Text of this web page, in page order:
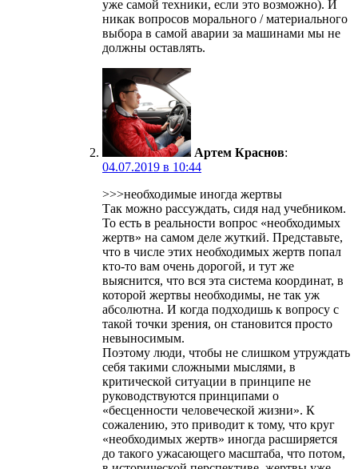
уже самой техники, если это возможно). И
никак вопросов морального / материального
выбора в самой аварии за машинами мы не
должны оставлять.
Артем Краснов:
04.07.2019 в 10:44
>>>необходимые иногда жертвы
Так можно рассуждать, сидя над учебником.
То есть в реальности вопрос «необходимых
жертв» на самом деле жуткий. Представьте,
что в числе этих необходимых жертв попал
кто-то вам очень дорогой, и тут же
выяснится, что вся эта система координат, в
которой жертвы необходимы, не так уж
абсолютна. И когда подходишь к вопросу с
такой точки зрения, он становится просто
невыносимым.
Поэтому люди, чтобы не слишком утруждать
себя такими сложными мыслями, в
критической ситуации в принципе не
руководствуются принципами о
«бесценности человеческой жизни». К
сожалению, это приводит к тому, что круг
«необходимых жертв» иногда расширяется
до такого ужасающего масштаба, что потом,